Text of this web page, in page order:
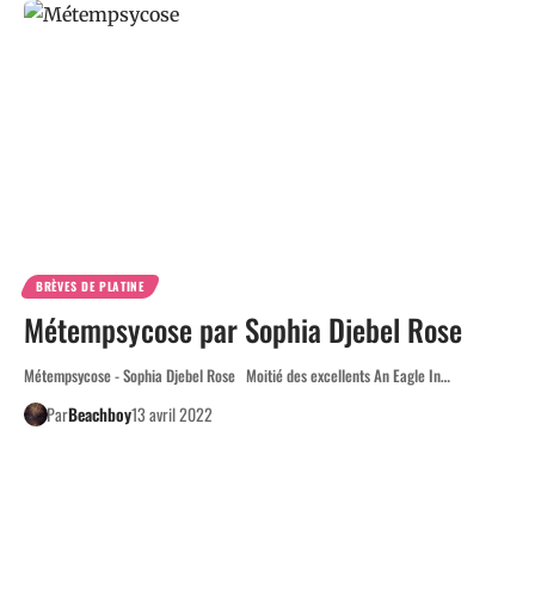
BRÈVES DE PLATINE
Métempsycose par Sophia Djebel Rose
Métempsycose - Sophia Djebel Rose Moitié des excellents An Eagle In…
ParBeachboy13 avril 2022